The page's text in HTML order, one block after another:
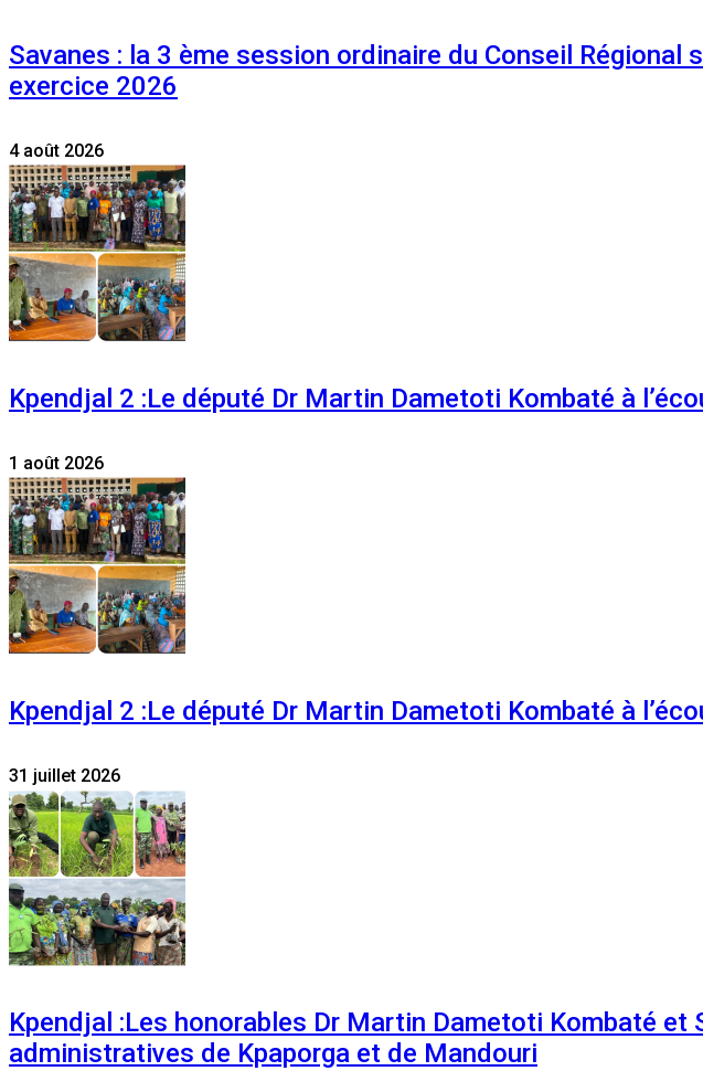
Savanes : la 3 ème session ordinaire du Conseil Régional
exercice 2026
4 août 2026
Kpendjal 2 :Le député Dr Martin Dametoti Kombaté à
1 août 2026
Kpendjal 2 :Le député Dr Martin Dametoti Kombaté à
31 juillet 2026
Kpendjal :Les honorables Dr Martin Dametoti Kombaté
administratives de Kpaporga et de Mandouri